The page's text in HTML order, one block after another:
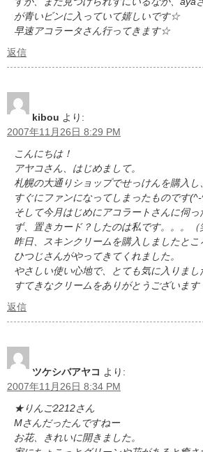
が青いビンに入っていて嬉しいです☆
早速アコラータさん行ってきます☆
返信
kibou より:
2007年11月26日 8:29 PM
こんにちは！
アヤコさん、はじめまして。
札幌の大通りショップでせっけんを購入し、
すぐにファンになってしまったものです
そして今月はじめにアコラートさんに伺
ず、置きカード？したのは私です。。。（
昨日、スキンクリームを購入しましたとこ
ひつじさんがやってきてくれました。
やさしい使い心地で、とても気に入りまし
すてきなクリームをありがとうございます
返信
ツケシバアヤコ より:
2007年11月26日 8:34 PM
★りんご2212さん
Mさんだったんですねー
お花、きれいに開きました。